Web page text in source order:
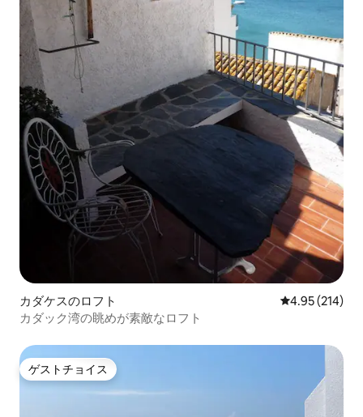
カダケスのロフト レビュー214
4.95 (214)
カダック湾の眺めが素敵なロフト
ゲストチョイス
ゲストチョイス